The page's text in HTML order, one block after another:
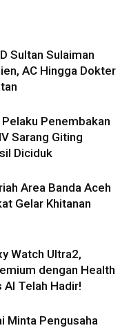
Sultan Sulaiman
AC Hingga Dokter
Penembakan
Sarang Giting
Diciduk
Area Banda Aceh
Gelar Khitanan
Watch Ultra2,
dengan Health
Telah Hadir!
Minta Pengusaha